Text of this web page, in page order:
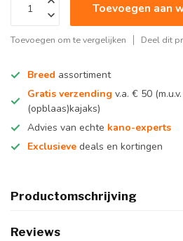
Toevoegen aan
Toevoegen om te vergelijken Deel dit
Breed assortiment
Gratis verzending v.a. € 50
(opblaas)kajaks)
Advies van echte kano-experts
Exclusieve deals en kortingen
Productomschrijving
Reviews